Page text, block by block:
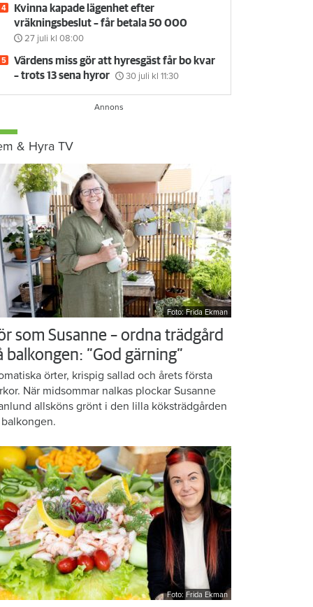
Kvinna kapade lägenhet efter
vräkningsbeslut – får betala 50 000
27 juli kl 08:00
Värdens miss gör att hyresgäst får bo kvar
– trots 13 sena hyror
30 juli kl 11:30
& Hyra TV
Foto: Frida Ekman
som Susanne – ordna trädgård
balkongen: ”God gärning”
örter, krispig sallad och årets första
När midsommar nalkas plockar Susanne
allsköns grönt i den lilla köksträdgården
Foto: Frida Ekman